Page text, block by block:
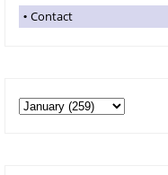
Contact